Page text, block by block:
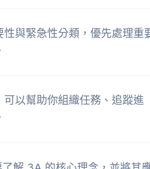
性與緊急性分類，優先處理重
可以幫助你組織任務、追蹤進